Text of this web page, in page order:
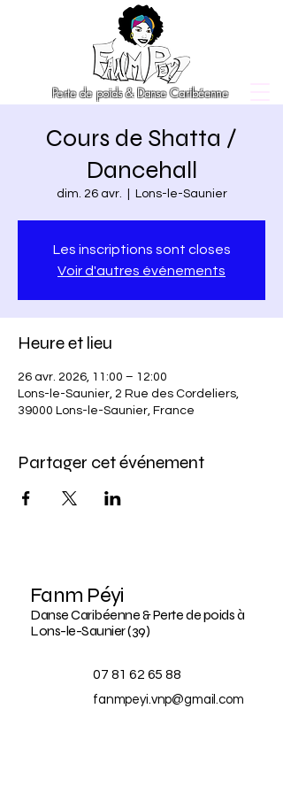
Perte de poids & Danse Caribéenne
Cours de Shatta /
Dancehall
dim. 26 avr. Lons-le-Saunier
Les inscriptions sont closes
Voir d'autres événements
Heure et lieu
26 avr. 2026, 11:00 – 12:00
Lons-le-Saunier, 2 Rue des Cordeliers,
39000 Lons-le-Saunier, France
Partager cet événement
Fanm Péyi
Danse Caribéenne & Perte de poids à
Lons-le-Saunier (39)
07 81 62 65 88
fanmpeyi.vnp@gmail.com